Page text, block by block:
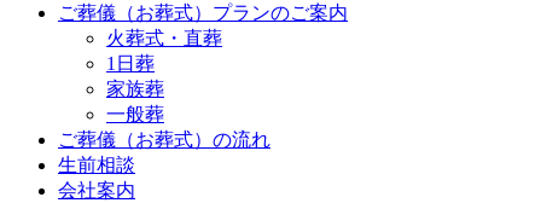
ご葬儀（お葬式）プランのご案内
火葬式・直葬
1日葬
家族葬
一般葬
ご葬儀（お葬式）の流れ
生前相談
会社案内